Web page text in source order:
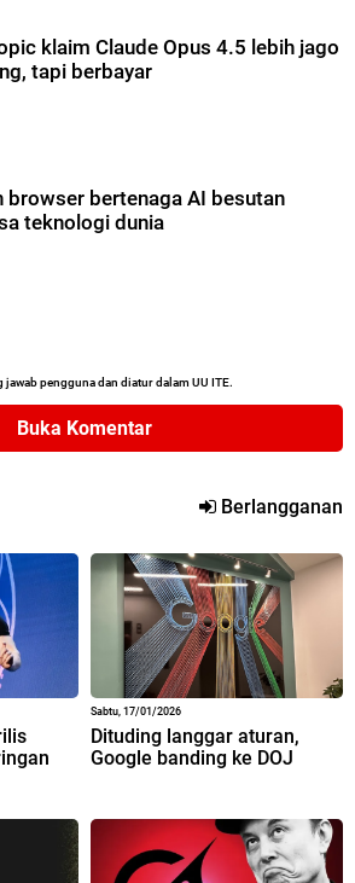
klaim Claude Opus 4.5 lebih jago
tapi berbayar
browser bertenaga AI besutan
teknologi dunia
pengguna dan diatur dalam UU ITE.
Buka Komentar
Berlangganan
Sabtu, 17/01/2026
Dituding langgar aturan,
Google banding ke DOJ